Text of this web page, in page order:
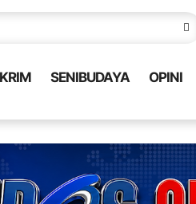
SENIBUDAYA OPINI